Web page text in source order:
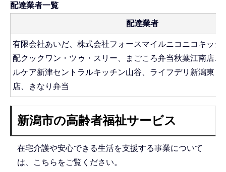
配達業者一覧
配達業者
有限会社あいだ、株式会社フォースマイルニコニコキッチ
配クックワン・ツゥ・スリー、まごころ弁当秋葉江南店、
ルケア新津セントラルキッチン山谷、ライフデリ新潟東・
店、きなり弁当
新潟市の高齢者福祉サービス
在宅介護や安心できる生活を支援する事業について
は、こちらをご覧ください。